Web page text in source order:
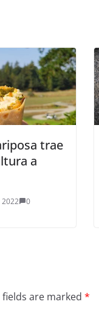
trae
a
2022 0
are marked *